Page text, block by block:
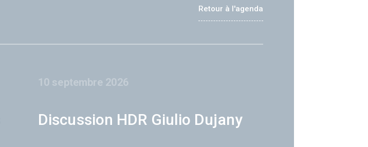
Retour à l'agenda
10 septembre 2026
Discussion HDR Giulio Dujany